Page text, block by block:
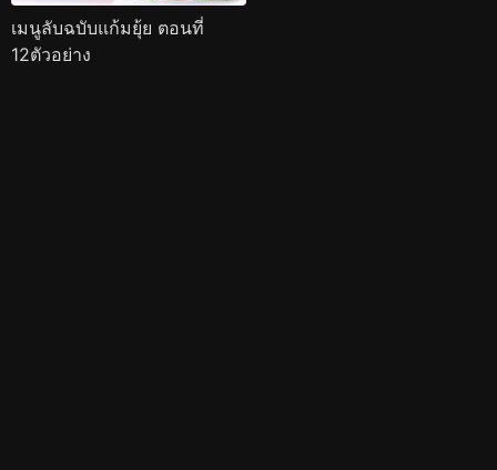
เมนูลับฉบับแก้มยุ้ย ตอนที่
12ตัวอย่าง